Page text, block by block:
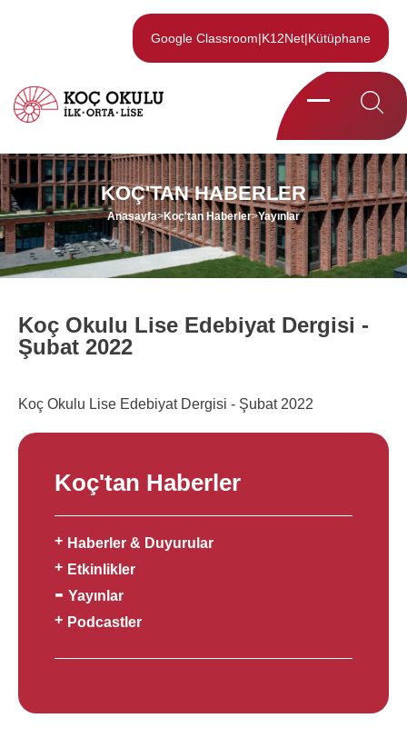
Google Classroom|K12Net|Kütüphane
KOÇ'TAN HABERLER
Anasayfa>Koç'tan Haberler>Yayınlar
Koç Okulu Lise Edebiyat Dergisi -
Şubat 2022
Koç Okulu Lise Edebiyat Dergisi - Şubat 2022
Koç'tan Haberler
Haberler & Duyurular
Etkinlikler
Yayınlar
Podcastler